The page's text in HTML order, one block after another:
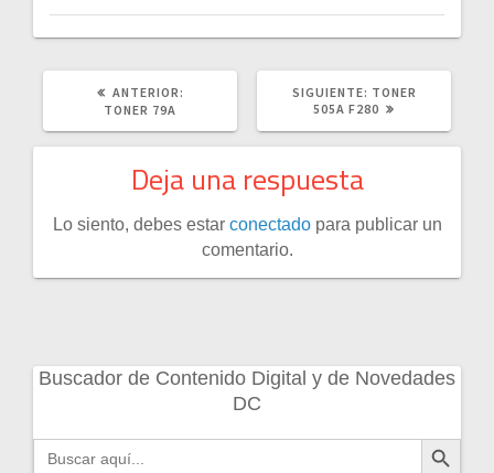
ANTERIOR:
TONER 79A
SIGUIENTE: SIGUIENTE
POST:
TONER
505A F280
Deja una respuesta
Lo siento, debes estar conectadopara publicar un
comentario.
Buscador de Contenido Digital y de Novedades
DC
Buscar: Botón de búsqueda